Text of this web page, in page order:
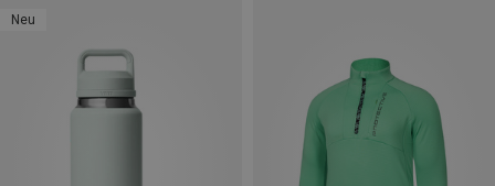
Neu